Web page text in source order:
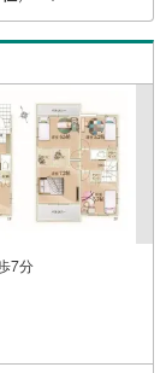
にお問合せ下さ
7分